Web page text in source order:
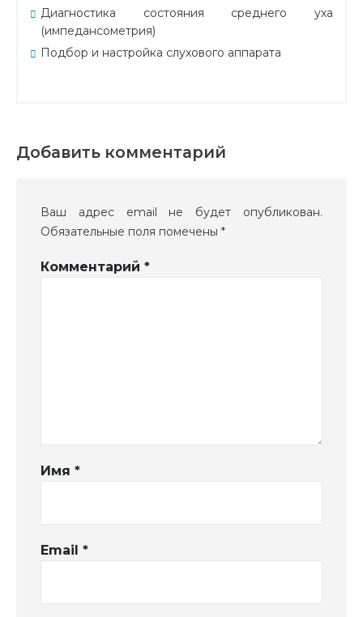
Диагностика состояния среднего уха
(импедансометрия)
Подбор и настройка слухового аппарата
Добавить комментарий
Ваш адрес email не будет опубликован.
Обязательные поля помечены *
Комментарий *
Имя *
Email *